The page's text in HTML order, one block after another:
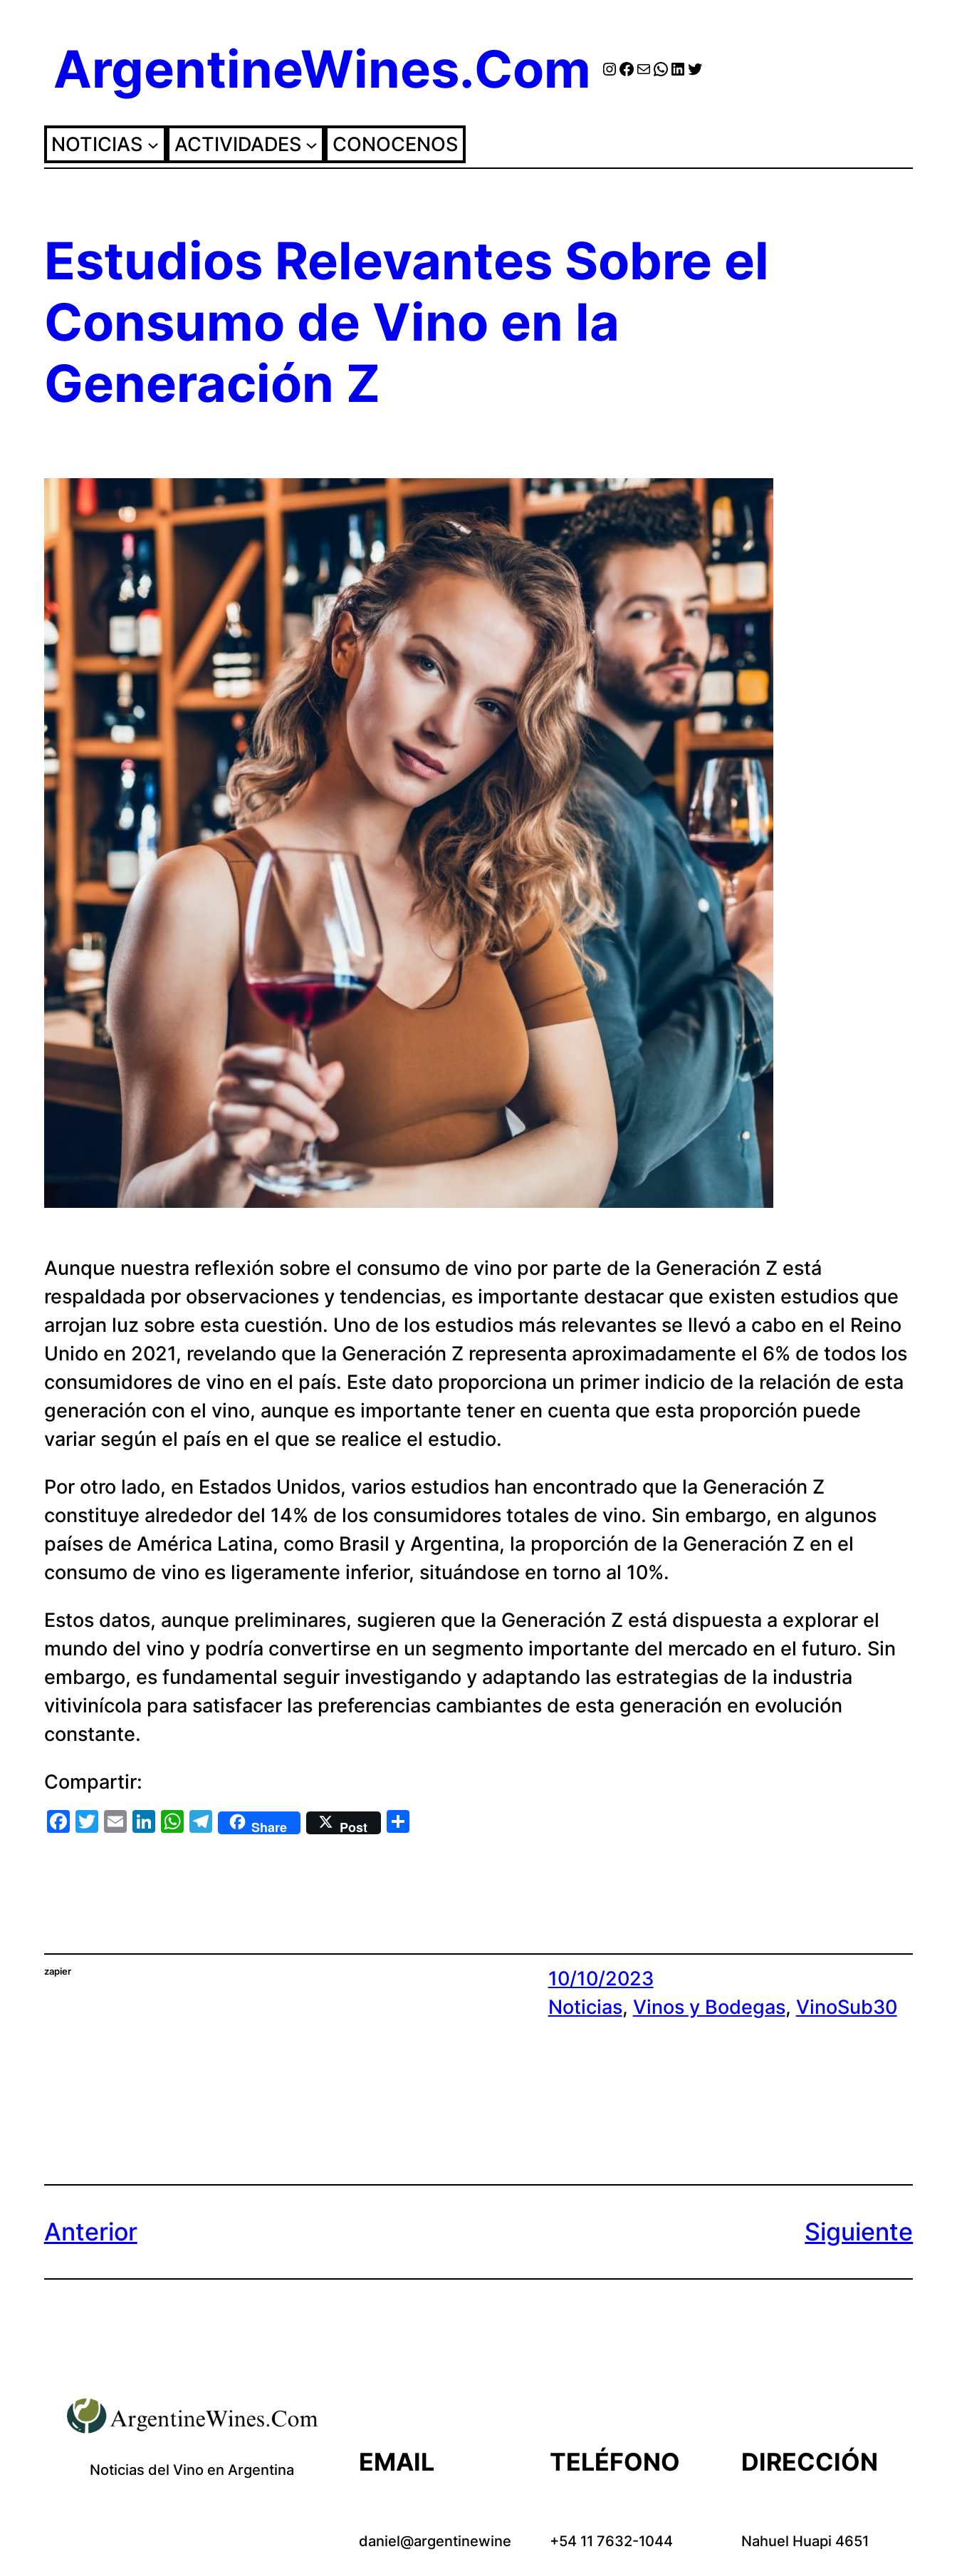
contenidoArgentineWines.Com Instagram
Facebook
Correo electrónico
WhatsApp
LinkedIn
X
NOTICIAS ACTIVIDADES CONOCENOS
Estudios Relevantes Sobre el
Consumo de Vino en la
Generación Z
Aunque nuestra reflexión sobre el consumo de vino por parte de la Generación Z está
respaldada por observaciones y tendencias, es importante destacar que existen estudios que
arrojan luz sobre esta cuestión. Uno de los estudios más relevantes se llevó a cabo en el Reino
Unido en 2021, revelando que la Generación Z representa aproximadamente el 6% de todos los
consumidores de vino en el país. Este dato proporciona un primer indicio de la relación de esta
generación con el vino, aunque es importante tener en cuenta que esta proporción puede
variar según el país en el que se realice el estudio.
Por otro lado, en Estados Unidos, varios estudios han encontrado que la Generación Z
constituye alrededor del 14% de los consumidores totales de vino. Sin embargo, en algunos
países de América Latina, como Brasil y Argentina, la proporción de la Generación Z en el
consumo de vino es ligeramente inferior, situándose en torno al 10%.
Estos datos, aunque preliminares, sugieren que la Generación Z está dispuesta a explorar el
mundo del vino y podría convertirse en un segmento importante del mercado en el futuro. Sin
embargo, es fundamental seguir investigando y adaptando las estrategias de la industria
vitivinícola para satisfacer las preferencias cambiantes de esta generación en evolución
constante.
Compartir:
Facebook
Twitter
EmailLinkedIn
WhatsApp
Telegram
Share Post Compartir
zapier
10/10/2023
Noticias, Vinos y Bodegas, VinoSub30
Anterior Siguiente
Noticias del Vino en Argentina EMAIL
daniel@argentinewine
TELÉFONO
+54 11 7632-1044
DIRECCIÓN
Nahuel Huapi 4651